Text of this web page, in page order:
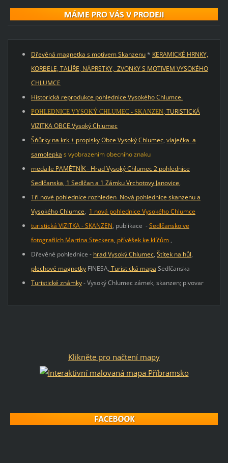
Dřevěná magnetka s motivem Skanzenu* KERAMICKÉ HRNKY,
KORBELE, TALÍŘE, NÁPRSTKY, ZVONKY S MOTIVEM VYSOKÉHO
CHLUMCE
Historická reprodukce pohlednice Vysokého Chlumce.
POHLEDNICE VYSOKÝ CHLUMEC - SKANZEN, TURISTICKÁ
VIZITKA OBCE Vysoký Chlumec
Šňůrky na krk + propisky Obce Vysoký Chlumec, vlaječka a
samolepka s vyobrazením obecního znaku
medaile PAMĚTNÍK - Hrad Vysoký Chlumec2 pohlednice
Sedlčanska, 1 Sedlčan a 1 Zámku Vrchotovy Janovice,
Tři nové pohlednice rozhledenNová pohlednice skanzenu a
Vysokého Chlumce, 1 nová pohlednice Vysokého Chlumce
turistická VIZITKA - SKANZEN, publikace -Sedlčansko ve
fotografiích Martina Steckera, přívěšek ke klíčům,
Dřevěné pohlednice - hrad Vysoký Chlumec, Štítek na hůl,
plechové magnetkyFINESA, Turistická mapa Sedlčanska
Turistické známky- Vysoký Chlumec zámek, skanzen; pivovar
Klikněte pro načtení mapy